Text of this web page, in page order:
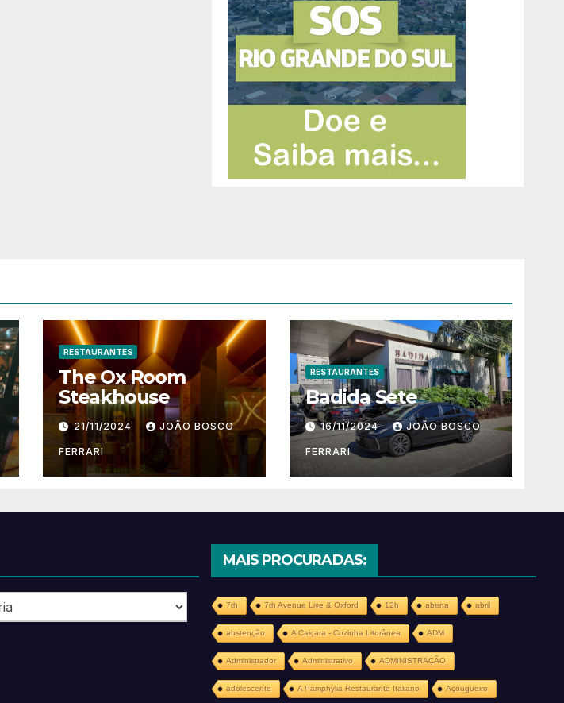
RESTAURANTES
The Ox Room
Steakhouse
21/11/2024 JOÃO BOSCO
FERRARI
RESTAURANTES
Badida Sete
16/11/2024 JOÃO BOSCO
FERRARI
MAIS PROCURADAS:
7th 7th Avenue Live & Oxford 12h aberta abril
abstenção A Caiçara - Cozinha Litorânea ADM
Administrador Administrativo ADMINISTRAÇÃO
adolescente A Pamphylia Restaurante Italiano Açougueiro